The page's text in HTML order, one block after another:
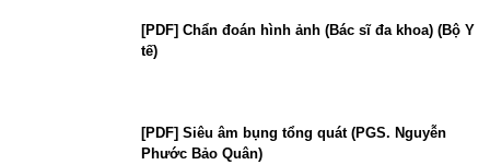
[PDF] Chẩn đoán hình ảnh (Bác sĩ đa khoa) (Bộ Y
tế)
[PDF] Siêu âm bụng tổng quát (PGS. Nguyễn
Phước Bảo Quân)